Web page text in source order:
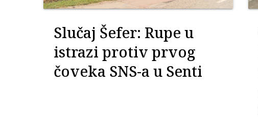
Slučaj Šefer: Rupe u
istrazi protiv prvog
čoveka SNS-a u Senti